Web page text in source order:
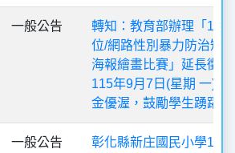
一般公告
轉知：教育部辦理「115
位/網路性別暴力防治短
海報繪畫比賽」延長徵
115年9月7日(星期 一)，
金優渥，鼓勵學生踴躍參
一般公告
彰化縣新庄國民小學115